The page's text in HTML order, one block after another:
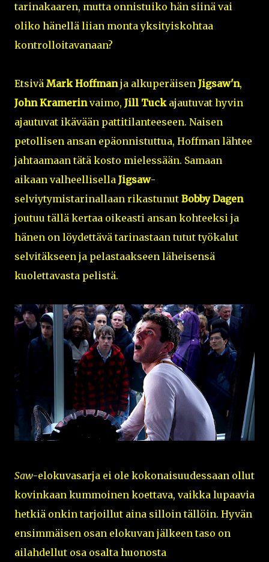
tarinakaaren, mutta onnistuiko hän siinä vai
oliko hänellä liian monta yksityiskohtaa
kontrolloitavanaan?
Etsivä Mark Hoffmanja alkuperäisen Jigsaw'n,
John Kramerinvaimo, Jill Tuckajautuvat hyvin
ajautuvat ikävään pattitilanteeseen. Naisen
petollisen ansan epäonnistuttua, Hoffman lähtee
jahtaamaan tätä kosto mielessään. Samaan
aikaan valheellisella Jigsaw-
selviytymistarinallaan rikastunut Bobby Dagen
joutuu tällä kertaa oikeasti ansan kohteeksi ja
hänen on löydettävä tarinastaan tutut työkalut
selvitäkseen ja pelastaakseen läheisensä
kuolettavasta pelistä.
Saw-elokuvasarja ei ole kokonaisuudessaan ollut
kovinkaan kummoinen koettava, vaikka lupaavia
hetkiä onkin tarjoillut aina silloin tällöin. Hyvän
ensimmäisen osan elokuvan jälkeen taso on
ailahdellut osa osalta huonosta